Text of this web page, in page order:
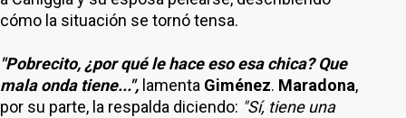
cómo la situación se tornó tensa.
"Pobrecito, ¿por qué le hace eso esa chica? Que
mala onda tiene...", lamenta Giménez. Maradona,
por su parte, la respalda diciendo: "Sí, tiene una